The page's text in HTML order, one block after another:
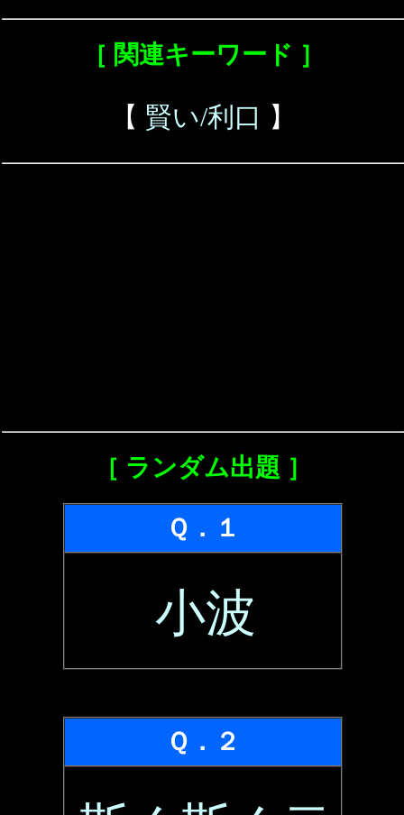
［ 関連キーワード ］
【 賢い/利口 】
［ ランダム出題 ］
Ｑ．１
小波
Ｑ．２